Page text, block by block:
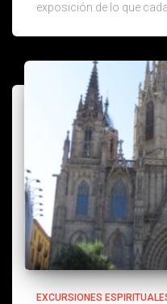
exposición de lo que
EXCURSIONES